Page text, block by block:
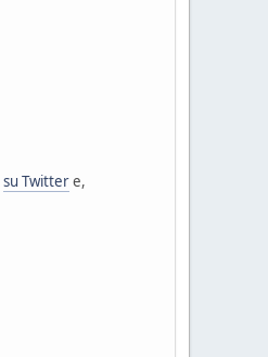
su Twittere,